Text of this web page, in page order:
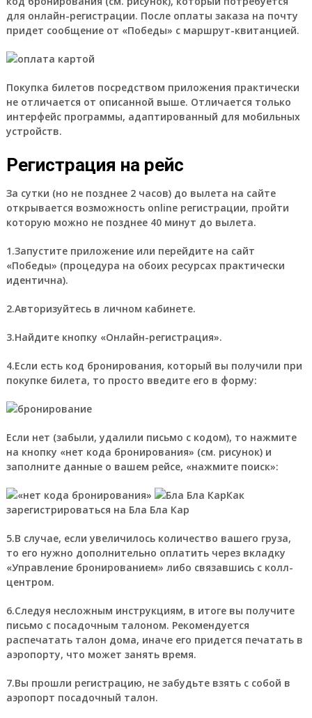
для онлайн-регистрации. После оплаты заказа на почту
придет сообщение от «Победы» с маршрут-квитанцией.
Покупка билетов посредством приложения практически
не отличается от описанной выше. Отличается только
интерфейс программы, адаптированный для мобильных
устройств.
Регистрация на рейс
За сутки (но не позднее 2 часов) до вылета на сайте
открывается возможность online регистрации, пройти
которую можно не позднее 40 минут до вылета.
1.Запустите приложение или перейдите на сайт
«Победы» (процедура на обоих ресурсах практически
идентична).
2.Авторизуйтесь в личном кабинете.
3.Найдите кнопку «Онлайн-регистрация».
4.Если есть код бронирования, который вы получили при
покупке билета, то просто введите его в форму:
Если нет (забыли, удалили письмо с кодом), то нажмите
на кнопку «нет кода бронирования» (см. рисунок) и
заполните данные о вашем рейсе, «нажмите поиск»:
Как
зарегистрироваться на Бла Бла Кар
5.В случае, если увеличилось количество вашего груза,
то его нужно дополнительно оплатить через вкладку
«Управление бронированием» либо связавшись с колл-
центром.
6.Следуя несложным инструкциям, в итоге вы получите
письмо с посадочным талоном. Рекомендуется
распечатать талон дома, иначе его придется печатать в
аэропорту, что может занять время.
7.Вы прошли регистрацию, не забудьте взять с собой в
аэропорт посадочный талон.